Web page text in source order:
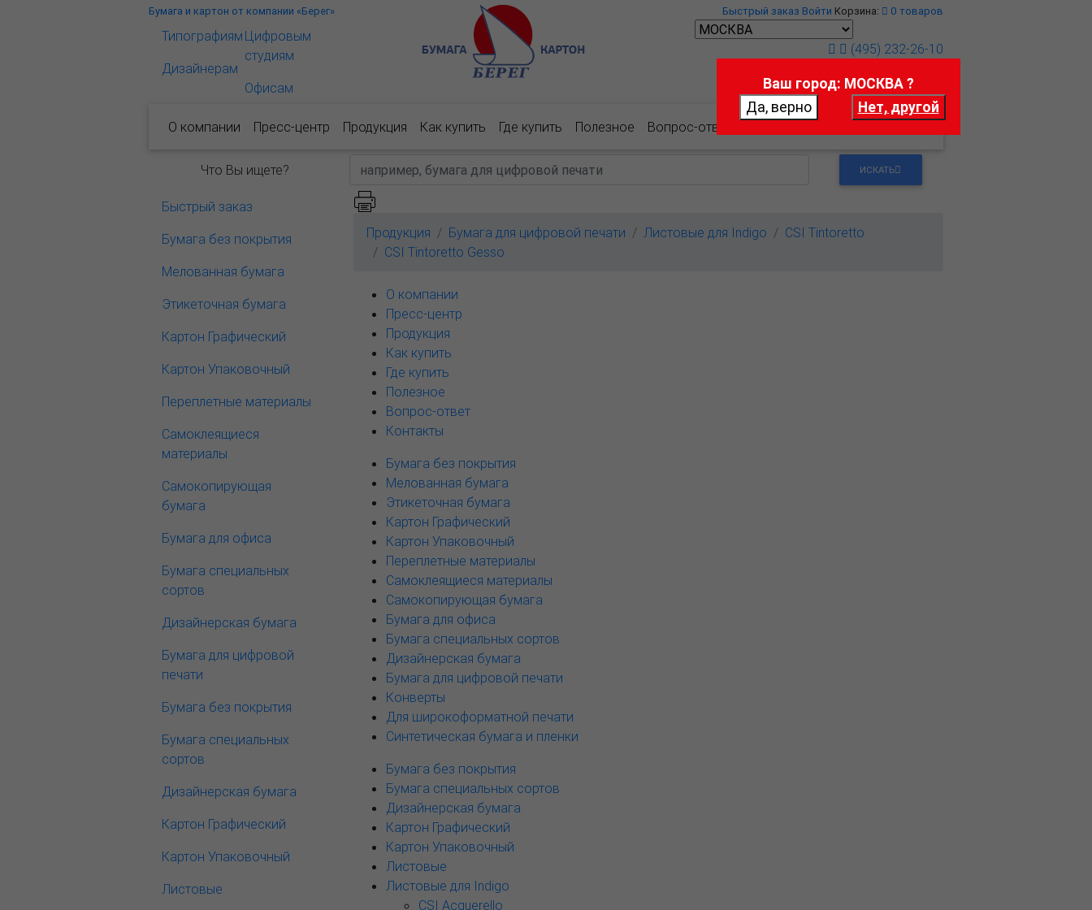
Бумага и картон от компании «Берег»
Типографиям
Дизайнерам
Цифровым
студиям
Офисам
Быстрый заказ Войти Корзина: 0 товаров
(495) 232-26-10
О компании Пресс-центр Продукция Как купить Где купить Полезное Вопрос-ответ
Что Вы ищете? ИСКАТЬ
Быстрый заказ
Бумага без покрытия
Мелованная бумага
Этикеточная бумага
Картон Графический
Картон Упаковочный
Переплетные материалы
Самоклеящиеся
материалы
Самокопирующая
бумага
Бумага для офиса
Бумага специальных
сортов
Дизайнерская бумага
Бумага для цифровой
печати
Бумага без покрытия
Бумага специальных
сортов
Дизайнерская бумага
Картон Графический
Картон Упаковочный
Листовые
Продукция Бумага для цифровой печати Листовые для Indigo
CSI Tintoretto
CSI Tintoretto Gesso
О компании
Пресс-центр
Продукция
Как купить
Где купить
Полезное
Вопрос-ответ
Контакты
Бумага без покрытия
Мелованная бумага
Этикеточная бумага
Картон Графический
Картон Упаковочный
Переплетные материалы
Самоклеящиеся материалы
Самокопирующая бумага
Бумага для офиса
Бумага специальных сортов
Дизайнерская бумага
Бумага для цифровой печати
Конверты
Для широкоформатной печати
Синтетическая бумага и пленки
Бумага без покрытия
Бумага специальных сортов
Дизайнерская бумага
Картон Графический
Картон Упаковочный
Листовые
Листовые для Indigo
CSI Acquerello
Ваш город: МОСКВА ?